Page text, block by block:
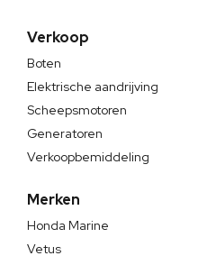
Verkoop
Boten
Elektrische aandrijving
Scheepsmotoren
Generatoren
Verkoopbemiddeling
Merken
Honda Marine
Vetus